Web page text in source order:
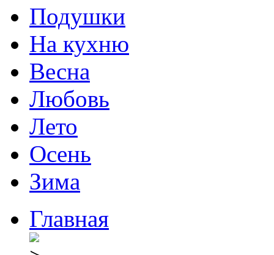
Подушки
На кухню
Весна
Любовь
Лето
Осень
Зима
Главная